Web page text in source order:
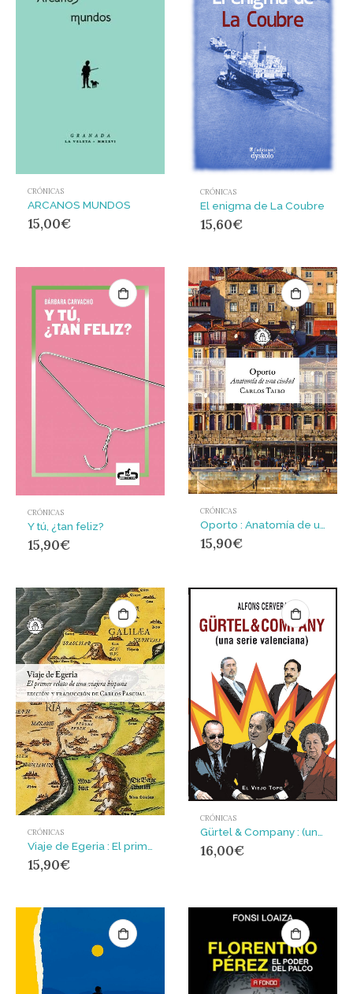
CRÓNICAS
ARCANOS MUNDOS
15,00€
CRÓNICAS
El enigma de La Coubre
15,60€
CRÓNICAS
Y tú, ¿tan feliz?
15,90€
CRÓNICAS
Oporto : Anatomía de una ciudad
15,90€
CRÓNICAS
Viaje de Egeria : El primer relato de una viajera hispana
15,90€
CRÓNICAS
Gürtel & Company : (una serie valenciana)
16,00€